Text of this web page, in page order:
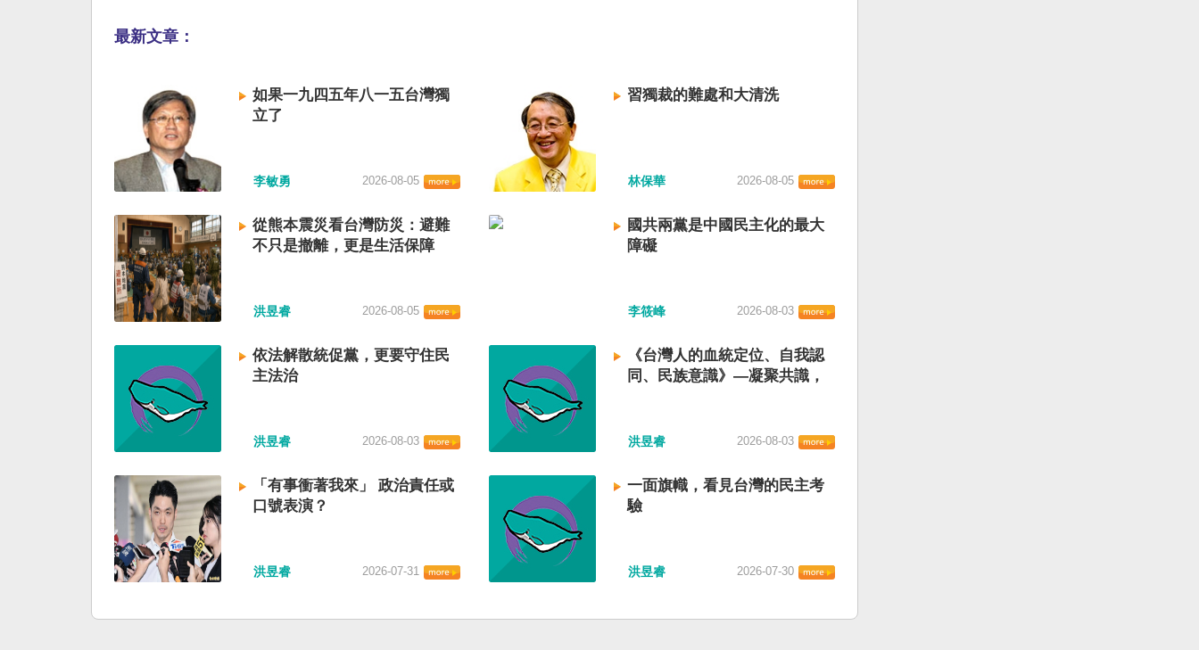
最新文章：
如果一九四五年八一五台灣獨
立了
李敏勇 2026-08-05
習獨裁的難處和大清洗
林保華 2026-08-05
從熊本震災看台灣防災：避難
不只是撤離，更是生活保障
洪昱睿 2026-08-05
國共兩黨是中國民主化的最大
障礙
李筱峰 2026-08-03
依法解散統促黨，更要守住民
主法治
洪昱睿 2026-08-03
《台灣人的血統定位、自我認
同、民族意識》—凝聚共識，
洪昱睿 2026-08-03
「有事衝著我來」 政治責任或
口號表演？
洪昱睿 2026-07-31
一面旗幟，看見台灣的民主考
驗
洪昱睿 2026-07-30